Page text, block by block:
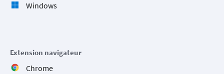
Windows
Extension navigateur
Chrome